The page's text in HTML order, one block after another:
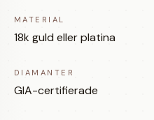
MATERIAL
18k guld eller platina
DIAMANTER
GIA-certifierade